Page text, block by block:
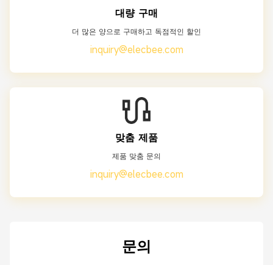
대량 구매
더 많은 양으로 구매하고 독점적인 할인
inquiry@elecbee.com
맞춤 제품
제품 맞춤 문의
inquiry@elecbee.com
문의